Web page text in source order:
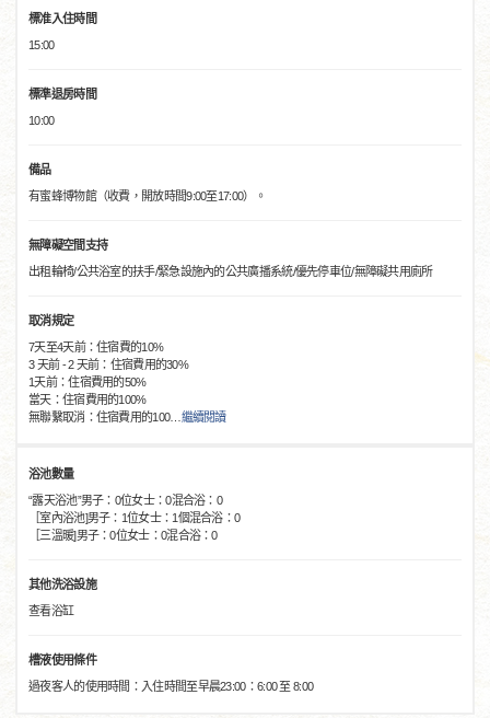
標准入住時間
15:00
標準退房時間
10:00
備品
有蜜蜂博物館（收費，開放時間9:00至17:00）。
無障礙空間支持
出租輪椅/公共浴室的扶手/緊急設施內的公共廣播系統/優先停車位/無障礙共用廁所
取消規定
7天至4天前：住宿費的10%
3 天前 - 2 天前：住宿費用的30%
1天前：住宿費用的50%
當天：住宿費用的100%
無聯繫取消：住宿費用的100… 繼續閱讀
浴池數量
“露天浴池”男子：0位女士：0混合浴：0
［室內浴池]男子：1位女士：1個混合浴：0
［三溫暖]男子：0位女士：0混合浴：0
其他洗浴設施
查看浴缸
槽液使用條件
過夜客人的使用時間：入住時間至早晨23:00：6:00 至 8:00